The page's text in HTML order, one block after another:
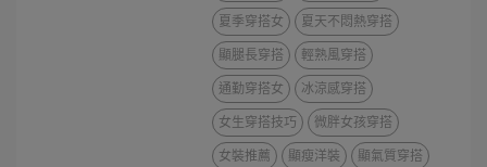
夏季穿搭女
夏天不悶熱穿搭
顯腿長穿搭
輕熟風穿搭
通勤穿搭女
冰涼感穿搭
女生穿搭技巧
微胖女孩穿搭
女裝推薦
顯瘦洋裝
顯氣質穿搭